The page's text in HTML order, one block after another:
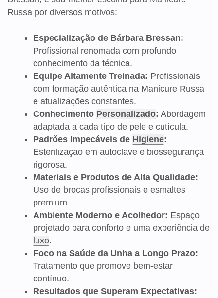
Russa por diversos motivos:
Especialização de Bárbara Bressan:
Profissional renomada com profundo
conhecimento da técnica.
Equipe Altamente Treinada: Profissionais
com formação autêntica na Manicure Russa
e atualizações constantes.
Conhecimento Personalizado: Abordagem
adaptada a cada tipo de pele e cutícula.
Padrões Impecáveis de Higiene:
Esterilização em autoclave e biossegurança
rigorosa.
Materiais e Produtos de Alta Qualidade:
Uso de brocas profissionais e esmaltes
premium.
Ambiente Moderno e Acolhedor: Espaço
projetado para conforto e uma experiência de
luxo.
Foco na Saúde da Unha a Longo Prazo:
Tratamento que promove bem-estar
contínuo.
Resultados que Superam Expectativas: